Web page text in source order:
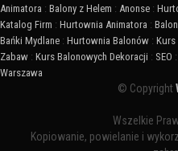
Animatora : Balony z Helem : Anonse :
Katalog Firm : Hurtownia Animatora :
Bańki Mydlane : Hurtownia Balonów : Kurs
Zabaw : Kurs Balonowych Dekoracji : SEO :
Warszawa
© Copyright
Wszelkie
Kopiowanie, powielanie i